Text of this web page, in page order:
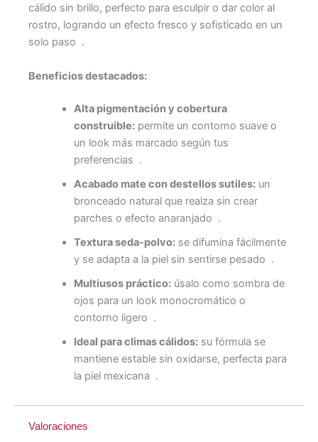
cálido sin brillo, perfecto para esculpir o dar color al
rostro, logrando un efecto fresco y sofisticado en un
solo paso .
Beneficios destacados:
Alta pigmentación y cobertura
construible:permite un contorno suave o
un look más marcado según tus
preferencias .
Acabado mate con destellos sutiles:un
bronceado natural que realza sin crear
parches o efecto anaranjado .
Textura seda-polvo:se difumina fácilmente
y se adapta a la piel sin sentirse pesado .
Multiusos práctico:úsalo como sombra de
ojos para un look monocromático o
contorno ligero .
Ideal para climas cálidos:su fórmula se
mantiene estable sin oxidarse, perfecta para
la piel mexicana .
Valoraciones